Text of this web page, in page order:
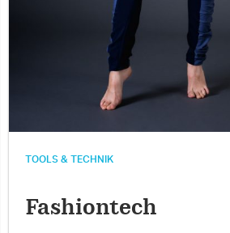
TOOLS & TECHNIK
Fashiontech